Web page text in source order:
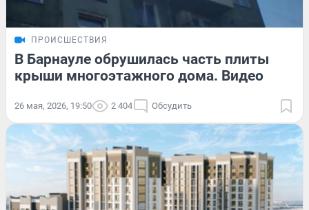
ПРОИСШЕСТВИЯ
В Барнауле обрушилась часть плиты
крыши многоэтажного дома. Видео
26 мая, 2026, 19:50 2 404 Обсудить